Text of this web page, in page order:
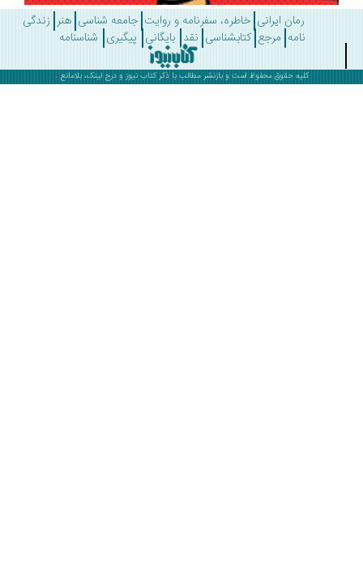
رمان ایرانی خاطره، سفرنامه و روایت جامعه شناسی هنر زندگی
مرجع کتابشناسی نقد بایگانی پیگیری شناسنامه
کلیه حقوق محفوظ است و بازنشر مطالب با ذکرکتاب نیوز و درج لینک، بلامانع .